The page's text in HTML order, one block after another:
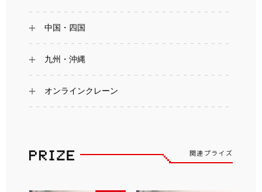
中国・四国
九州・沖縄
オンラインクレーン
関連プライズ